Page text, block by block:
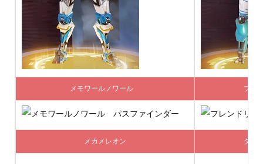
メモワールノワール フレ
メカメレオン ダウ